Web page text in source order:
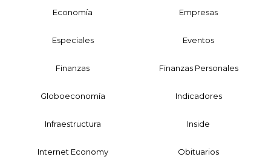
Economía Empresas
Especiales Eventos
Finanzas Finanzas Personales
Globoeconomía Indicadores
Infraestructura Inside
Internet Economy Obituarios